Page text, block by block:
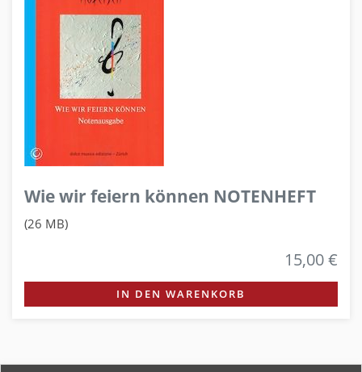
Wie wir feiern können NOTENHEFT
(26 MB)
15,00 €
IN DEN WARENKORB